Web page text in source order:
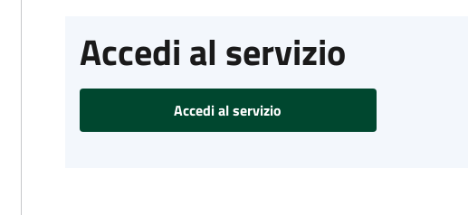
Accedi al servizio
Accedi al servizio